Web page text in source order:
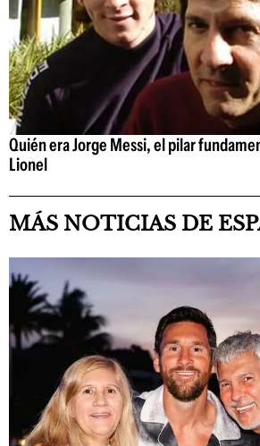
Quién era Jorge Messi, el pilar
Lionel
MÁS NOTICIAS DE